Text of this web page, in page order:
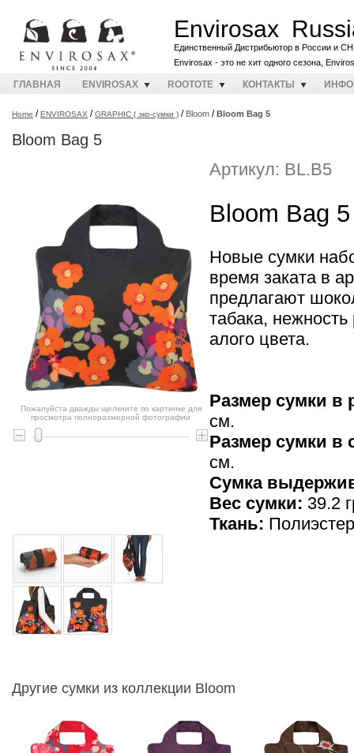
Envirosax
Единственный Дистрибьютор в России и
Envirosax - это не хит одного сезона,
ГЛАВНАЯ ENVIROSAX ROOTOTE КОНТАКТЫ
Home /ENVIROSAX /GRAPHIC ( эко-сумки ) / Bloom /Bloom Bag 5
Bloom Bag 5
Пожалуйста дважды щелкните по картинке для
просмотра полноразмерной фотографии
Артикул: BL.B5
Bloom Bag 5
Новые сумки
время заката в
предлагают
табака,
алого цвета.
Размер сумки в
см.
Размер сумки
см.
Cумка
Вес сумки: 39.2
Ткань: Полиэстер
Другие сумки из коллекции Bloom